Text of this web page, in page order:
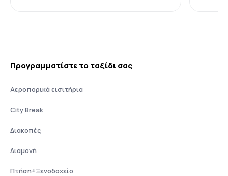
Προγραμματίστε το ταξίδι σας
Αεροπορικά εισιτήρια
City Break
Διακοπές
Διαμονή
Πτήση+Ξενοδοχείο